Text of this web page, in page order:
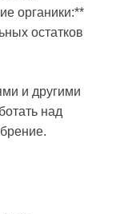
органики:**
остатков
и другими
над